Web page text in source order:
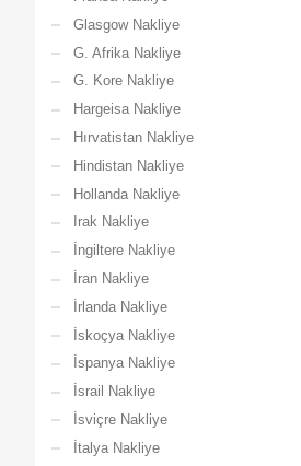
Glasgow Nakliye
G. Afrika Nakliye
G. Kore Nakliye
Hargeisa Nakliye
Hırvatistan Nakliye
Hindistan Nakliye
Hollanda Nakliye
Irak Nakliye
İngiltere Nakliye
İran Nakliye
İrlanda Nakliye
İskoçya Nakliye
İspanya Nakliye
İsrail Nakliye
İsviçre Nakliye
İtalya Nakliye